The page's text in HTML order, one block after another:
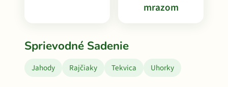
mrazom
Sprievodné Sadenie
Jahody Rajčiaky Tekvica Uhorky